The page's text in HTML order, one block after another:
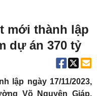
mới thành lập
dự án 370 tỷ
lập ngày 17/11/2023,
Võ Nguyên Giáp,